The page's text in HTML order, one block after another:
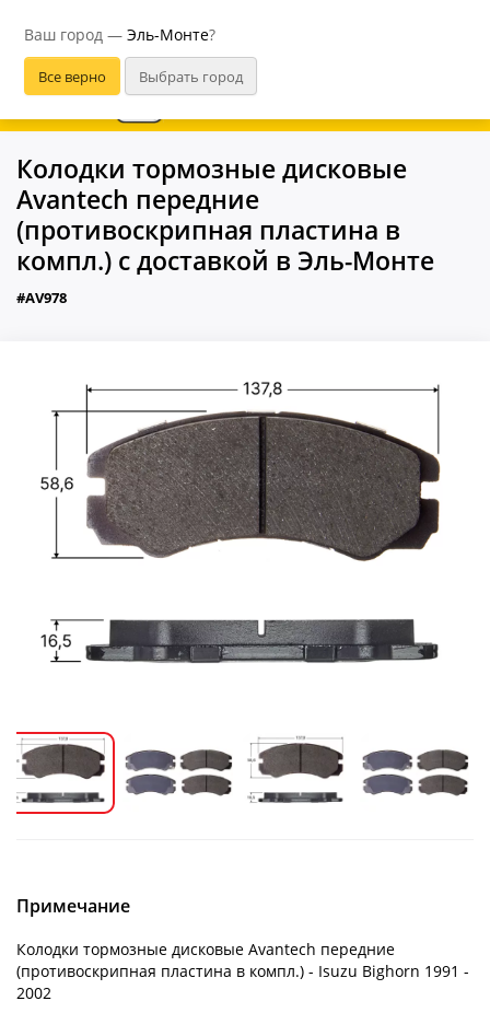
Ваш город — Эль-Монте?
В приложении удобнее
Колодки тормозные дисковые
Avantech передние
(противоскрипная пластина в
компл.) с доставкой в Эль-Монте
#AV978
Примечание
Колодки тормозные дисковые Avantech передние
(противоскрипная пластина в компл.) - Isuzu Bighorn 1991 -
2002